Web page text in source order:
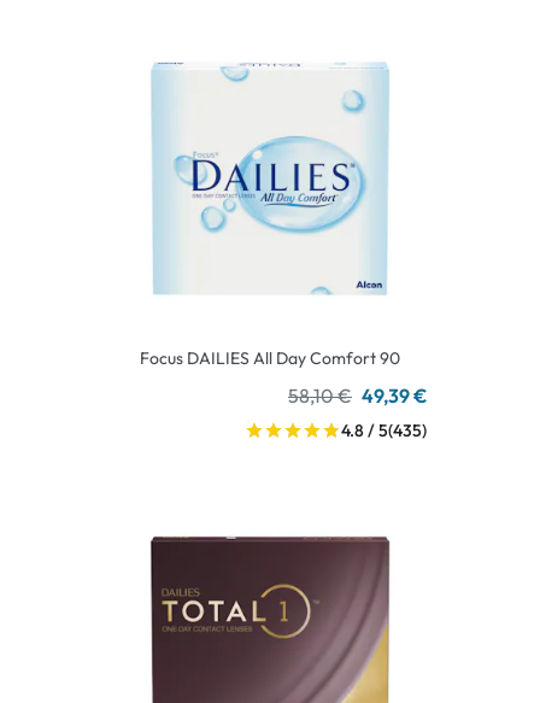
Focus DAILIES All Day Comfort 90
58,10 € 49,39 €
4.8 / 5(435)